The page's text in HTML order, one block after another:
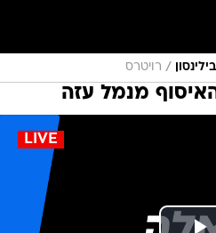
/ רויטרס
מנמל עזה
LIVE